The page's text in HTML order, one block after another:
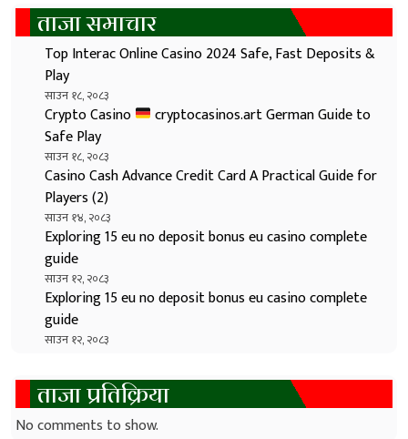
ताजा समाचार
Top Interac Online Casino 2024 Safe, Fast Deposits &
Play
साउन १८, २०८३
Crypto Casino
cryptocasinos.art German Guide to
Safe Play
साउन १८, २०८३
Casino Cash Advance Credit Card A Practical Guide for
Players (2)
साउन १४, २०८३
Exploring 15 eu no deposit bonus eu casino complete
guide
साउन १२, २०८३
Exploring 15 eu no deposit bonus eu casino complete
guide
साउन १२, २०८३
ताजा प्रतिक्रिया
No comments to show.